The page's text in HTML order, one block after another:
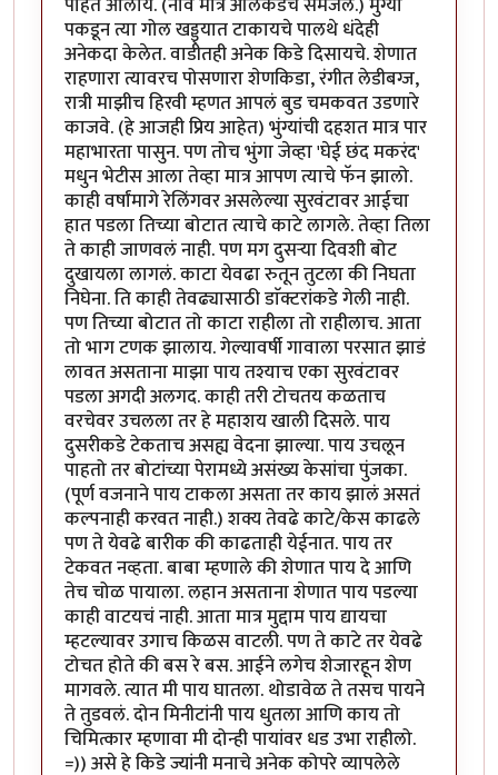
पकडून त्या गोल खड्ड्यात टाकायचे पालथे धंदेही
अनेकदा केलेत. वाडीतही अनेक किडे दिसायचे. शेणात
राहणारा त्यावरच पोसणारा शेणकिडा, रंगीत लेडीबग्ज,
रात्री माझीच हिरवी म्हणत आपलं बुड चमकवत उडणारे
काजवे. (हे आजही प्रिय आहेत) भुंग्यांची दहशत मात्र पार
महाभारता पासुन. पण तोच भुंगा जेव्हा 'घेई छंद मकरंद'
मधुन भेटीस आला तेव्हा मात्र आपण त्याचे फॅन झालो.
काही वर्षांमागे रेलिंगवर असलेल्या सुरवंटावर आईचा
हात पडला तिच्या बोटात त्याचे काटे लागले. तेव्हा तिला
ते काही जाणवलं नाही. पण मग दुसऱ्या दिवशी बोट
दुखायला लागलं. काटा येवढा रुतून तुटला की निघता
निघेना. ति काही तेवढ्यासाठी डाॅक्टरांकडे गेली नाही.
पण तिच्या बोटात तो काटा राहीला तो राहीलाच. आता
तो भाग टणक झालाय. गेल्यावर्षी गावाला परसात झाडं
लावत असताना माझा पाय तश्याच एका सुरवंटावर
पडला अगदी अलगद. काही तरी टोचतय कळताच
वरचेवर उचलला तर हे महाशय खाली दिसले. पाय
दुसरीकडे टेकताच असह्य वेदना झाल्या. पाय उचलून
पाहतो तर बोटांच्या पेरामध्ये असंख्य केसांचा पुंजका.
(पूर्ण वजनाने पाय टाकला असता तर काय झालं असतं
कल्पनाही करवत नाही.) शक्य तेवढे काटे/केस काढले
पण ते येवढे बारीक की काढताही येईनात. पाय तर
टेकवत नव्हता. बाबा म्हणाले की शेणात पाय दे आणि
तेच चोळ पायाला. लहान असताना शेणात पाय पडल्या
काही वाटयचं नाही. आता मात्र मुद्दाम पाय द्यायचा
म्हटल्यावर उगाच किळस वाटली. पण ते काटे तर येवढे
टोचत होते की बस रे बस. आईने लगेच शेजारहून शेण
मागवले. त्यात मी पाय घातला. थोडावेळ ते तसच पायने
ते तुडवलं. दोन मिनीटांनी पाय धुतला आणि काय तो
चिमित्कार म्हणावा मी दोन्ही पायांवर धड उभा राहीलो.
=)) असे हे किडे ज्यांनी मनाचे अनेक कोपरे व्यापलेले